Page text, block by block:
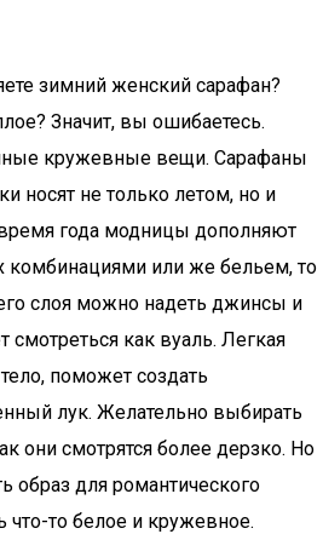
зимний женский сарафан?
Значит, вы ошибаетесь.
кружевные вещи. Сарафаны
носят не только летом, но и
года модницы дополняют
комбинациями или же бельем, то
слоя можно надеть джинсы и
смотреться как вуаль. Легкая
поможет создать
лук. Желательно выбирать
они смотрятся более дерзко. Но
образ для романтического
то белое и кружевное.